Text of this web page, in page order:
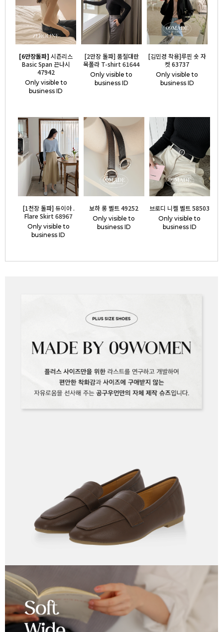
[6만장돌파] 시즌리스
Basic Span 끈나시
47942
Only visible to
business ID
[2만장 돌파] 품절대란
목폴라 T-shirt 61644
Only visible to
business ID
[김민경 착용]루핀 숏 자
켓 63737
Only visible to
business ID
[1천장 돌파] 듀이아 .
Flare Skirt 68967
Only visible to
business ID
보하 롱 벨트 49252
Only visible to
business ID
브로디 니켈 벨트 58503
Only visible to
business ID